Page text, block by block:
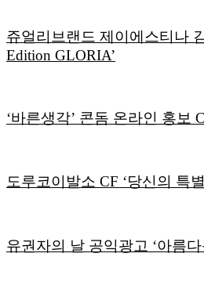
쥬얼리브랜드 제이에스티나
Edition GLORIA’
‘바른생각’ 콘돔 온라인 홍보
도루코이발소 CF ‘당신의 특
유권자의 날 공익광고 ‘아름다